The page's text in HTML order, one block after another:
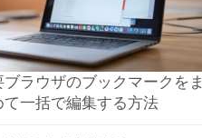
ブラウザのブックマークをま
て一括で編集する方法